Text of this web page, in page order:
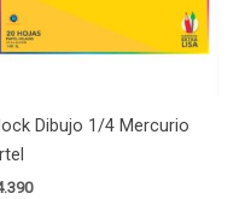
Dibujo 1/4 Mercurio